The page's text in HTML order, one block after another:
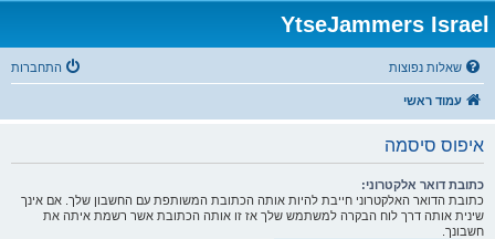
YtseJammers Israel
שאלות נפוצות התחברות
עמוד ראשי
איפוס סיסמה
כתובת דואר אלקטרוני:
כתובת הדואר האלקטרוני חייבת להיות אותה הכתובת המשותפת עם החשבון שלך. אם אינך
שינית אותה דרך לוח הבקרה למשתמש שלך אז זו אותה הכתובת אשר רשמת איתה את
חשבונך.